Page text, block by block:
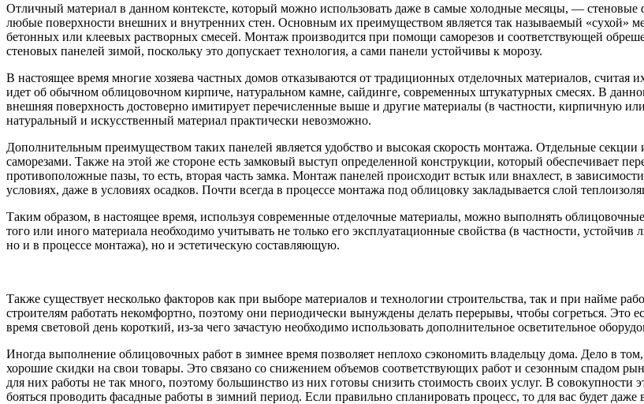
Отличный материал в данном контексте, который можно использовать даже в самые холодные месяцы, —
любые поверхности внешних и внутренних стен. Основным их преимуществом является так называемый «сухой»
бетонных или клеевых растворных смесей. Монтаж производится при помощи саморезов и соответствующей
стеновых панелей зимой, поскольку это допускает технология, а сами панели устойчивы к морозу.
В настоящее время многие хозяева частных домов отказываются от традиционных отделочных материалов,
идет об обычном облицовочном кирпиче, натуральном камне, сайдинге, современных штукатурных смесях. В
внешняя поверхность достоверно имитирует перечисленные выше и другие материалы (в частности, кирпичную
натуральный и искусственный материал практически невозможно.
Дополнительным преимуществом таких панелей является удобство и высокая скорость монтажа. Отдельные
саморезами. Также на этой же стороне есть замковый выступ определенной конструкции, который обеспечивает
противоположные пазы, то есть, вторая часть замка. Монтаж панелей происходит встык или внахлест, в
условиях, даже в условиях осадков. Почти всегда в процессе монтажа под облицовку закладывается слой
Таким образом, в настоящее время, используя современные отделочные материалы, можно выполнять
того или иного материала необходимо учитывать не только его эксплуатационные свойства (в частности,
но и в процессе монтажа), но и эстетическую составляющую.
Также существует несколько факторов как при выборе материалов и технологии строительства, так и при найме
строителям работать некомфортно, поэтому они периодически вынуждены делать перерывы, чтобы согреться. Это
время световой день короткий, из-за чего зачастую необходимо использовать дополнительное осветительное
Иногда выполнение облицовочных работ в зимнее время позволяет неплохо сэкономить владельцу дома. Дело в
хорошие скидки на свои товары. Это связано со снижением объемов соответствующих работ и сезонным спадом
для них работы не так много, поэтому большинство из них готовы снизить стоимость своих услуг. В
бояться проводить фасадные работы в зимний период. Если правильно спланировать процесс, то для вас будет даже